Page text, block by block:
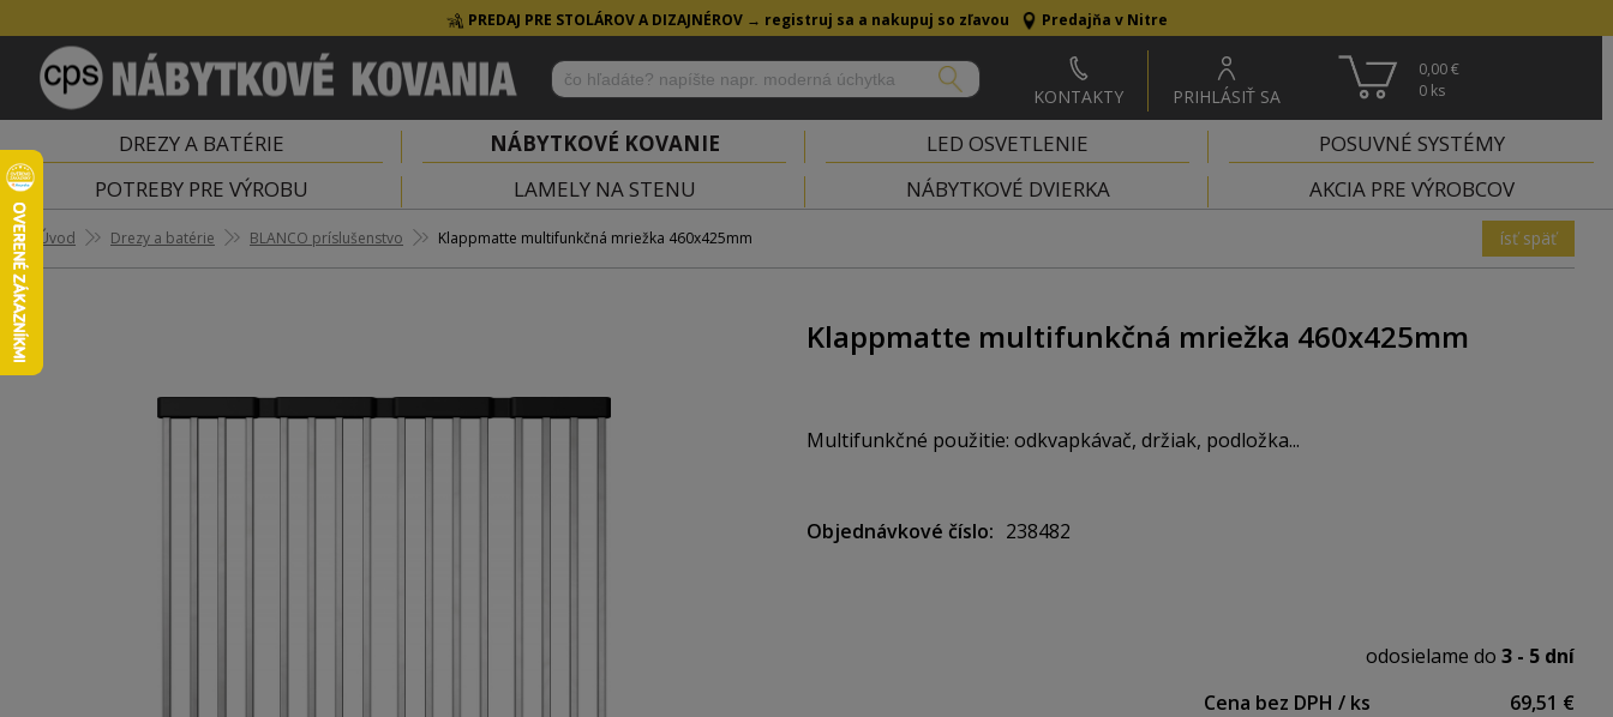
PREDAJ PRE STOLÁROV A DIZAJNÉROV → registruj sa a nakupuj so zľavou Predajňa v Nitre
KONTAKTY PRIHLÁSIŤ SA
0,00 €
0 ks
DREZY A BATÉRIE NÁBYTKOVÉ KOVANIE LED OSVETLENIE
POSUVNÉ SYSTÉMY
POTREBY PRE VÝROBU
LAMELY NA STENU NÁBYTKOVÉ DVIERKA AKCIA PRE VÝROBCOV
Úvod Drezy a batérie BLANCO príslušenstvo Klappmatte multifunkčná mriežka 460x425mm ísť späť
Klappmatte multifunkčná mriežka 460x425mm
Multifunkčné použitie: odkvapkávač, držiak, podložka...
Materiál: čierny plast / nerez
Objednávkové číslo 238482
odosielame do 3 - 5 dní
Cena bez DPH / ks
69,51 €